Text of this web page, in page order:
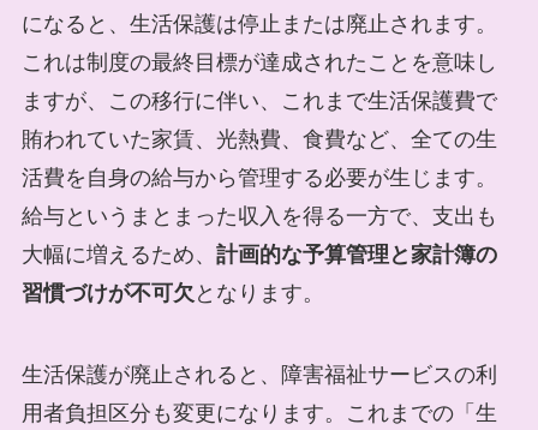
になると、生活保護は停止または廃止されます。
これは制度の最終目標が達成されたことを意味し
ますが、この移行に伴い、これまで生活保護費で
賄われていた家賃、光熱費、食費など、全ての生
活費を自身の給与から管理する必要が生じます。
給与というまとまった収入を得る一方で、支出も
大幅に増えるため、 計画的な予算管理と家計簿の
習慣づけが不可欠 となります。
生活保護が廃止されると、障害福祉サービスの利
用者負担区分も変更になります。これまでの「生